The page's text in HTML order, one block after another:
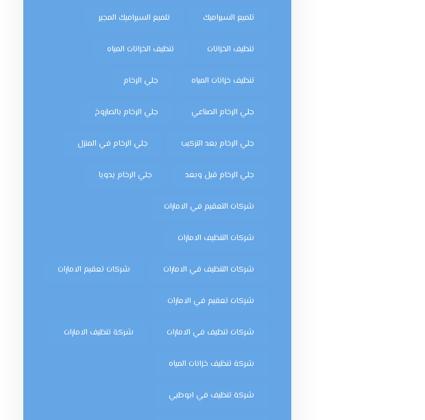
تلميع السيراميك تلميع السيراميك المجير
تنظيف الخزانات تنظيف الخزانات المياه
تنظيف خزانات المياه جلي الرخام
جلي الرخام الصناعي جلي الرخام بالصاروخ
جلي الرخام بعد التركيب جلي الرخام في المنزل
جلي الرخام قبل وبعد جلي الرخام يدويا
شركات التعقيم في الامارات
شركات التنظيف الامارات
شركات التنظيف في الامارات شركات تعقيم الامارات
شركات تعقيم في الامارات
شركات تنظيف في الامارات شركة تنظيف الامارات
شركة تنظيف خزانات المياه
شركة تنظيف في ابوظبي